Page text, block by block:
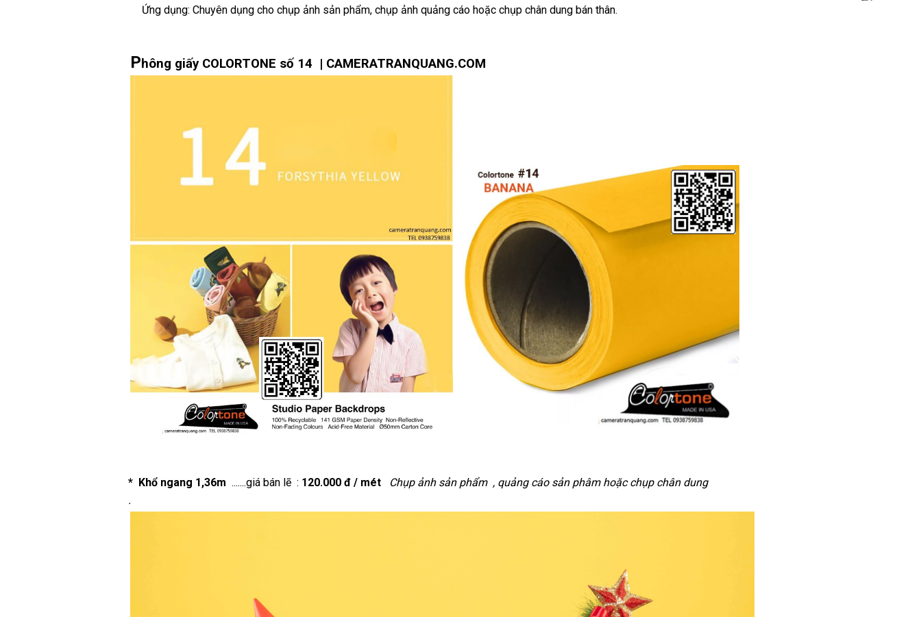
Ứng dụng: Chuyên dụng cho chụp ảnh sản phẩm, chụp ảnh quảng cáo hoặc chụp chân dung bán thân.
Phông giấy COLORTONE số 14 | CAMERATRANQUANG.COM
* Khổ ngang 1,36m .......giá bán lẽ : 120.000 đ / mét
Chụp ảnh sản phẩm , quảng cáo sản phâm hoặc chụp chân dung
.